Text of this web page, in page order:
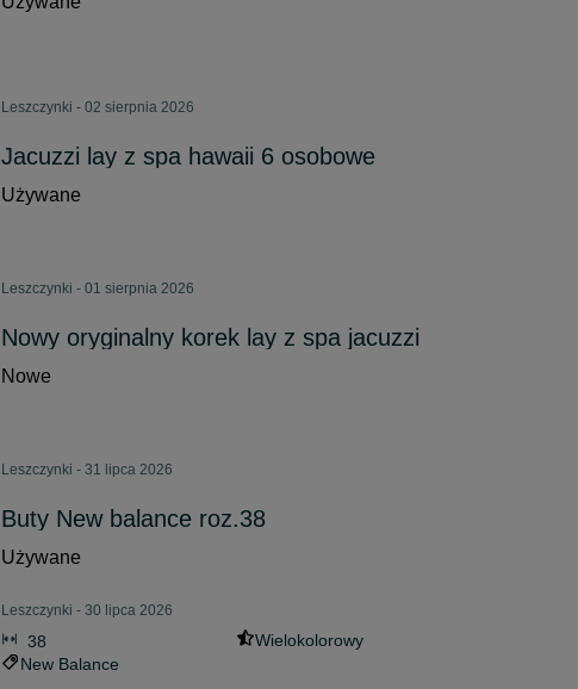
Leszczynki - 02 sierpnia 2026
Jacuzzi lay z spa hawaii 6 osobowe
Używane
Leszczynki - 01 sierpnia 2026
Nowy oryginalny korek lay z spa jacuzzi
Nowe
Leszczynki - 31 lipca 2026
Buty New balance roz.38
Używane
Leszczynki - 30 lipca 2026
38
Wielokolorowy
New Balance